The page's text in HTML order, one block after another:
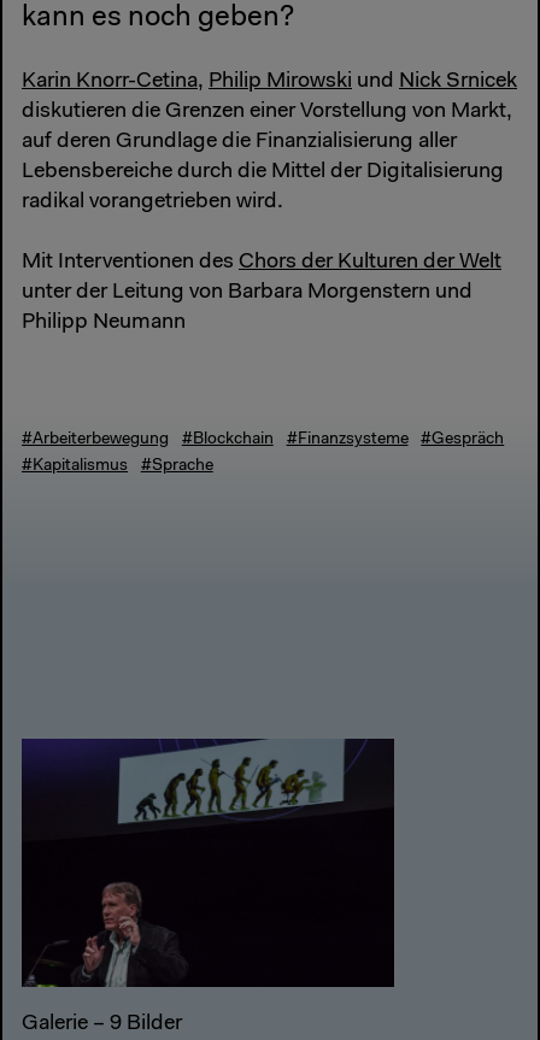
kann es noch geben?
Karin Knorr-Cetina, Philip Mirowski und Nick Srnicek
diskutieren die Grenzen einer Vorstellung von Markt,
auf deren Grundlage die Finanzialisierung aller
Lebensbereiche durch die Mittel der Digitalisierung
radikal vorangetrieben wird.
Mit Interventionen des Chors der Kulturen der Welt
unter der Leitung von Barbara Morgenstern und
Philipp Neumann
#Arbeiterbewegung #Blockchain #Finanzsysteme
#Gespräch
#Kapitalismus
#Sprache
Galerie – 9 Bilder